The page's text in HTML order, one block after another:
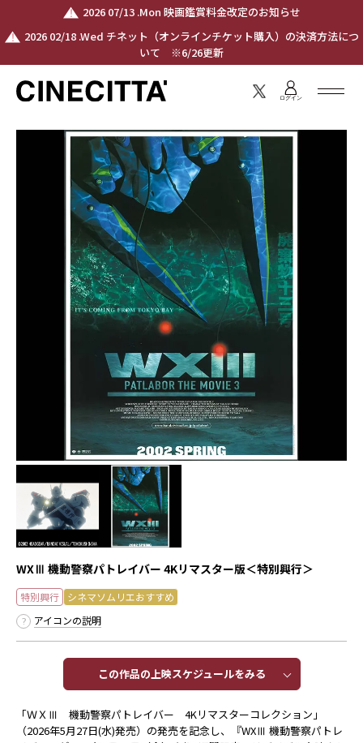
2026 07/13 .Mon 映画鑑賞料金改定のお知らせ
2026 02/18 .Wed チネット（オンラインチケット購入）の決済方法につ
いて ※6/26更新
ログイン
WXⅢ 機動警察パトレイバー 4Kリマスター版＜特別興行＞
特別興行
シネマソムリエおすすめ
アイコンの説明
この作品の上映スケジュールをみる​​
「ＷＸⅢ 機動警察パトレイバー 4Kリマスターコレクション」
（2026年5月27日(水)発売）の発売を記念し、『WXⅢ 機動警察パトレ